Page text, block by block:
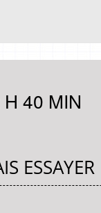
40 MIN